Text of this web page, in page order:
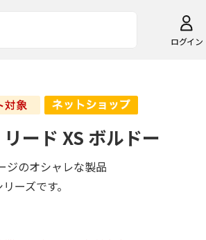
ログイン
ード XS ボルドー
ジのオシャレな製品
ーズです。